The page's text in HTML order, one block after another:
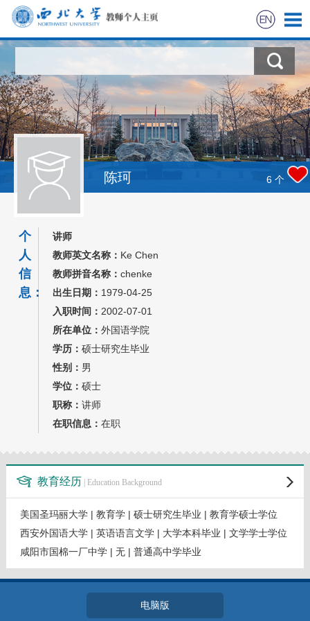
科学研究
教学研究
获奖信息
学生信息
我的相册
教师博客
陈珂 6 个
个
人
信
息：
讲师
教师英文名称： Ke Chen
教师拼音名称： chenke
出生日期： 1979-04-25
入职时间： 2002-07-01
所在单位： 外国语学院
学历： 硕士研究生毕业
性别： 男
学位： 硕士
职称： 讲师
在职信息： 在职
教育经历 | Education Background
美国圣玛丽大学 | 教育学 | 硕士研究生毕业 | 教育学硕士学位
西安外国语大学 | 英语语言文学 | 大学本科毕业 | 文学学士学位
咸阳市国棉一厂中学 | 无 | 普通高中学毕业
电脑版